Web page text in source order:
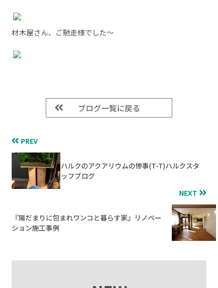
材木屋さん、ご馳走様でした～
ブログ一覧に戻る
PREV
ハルクのアクアリウムの惨事(T-T)ハルクスタ
ッフブログ
NEXT
『陽だまりに包まれワンコと暮らす家』リノベー
ション施工事例